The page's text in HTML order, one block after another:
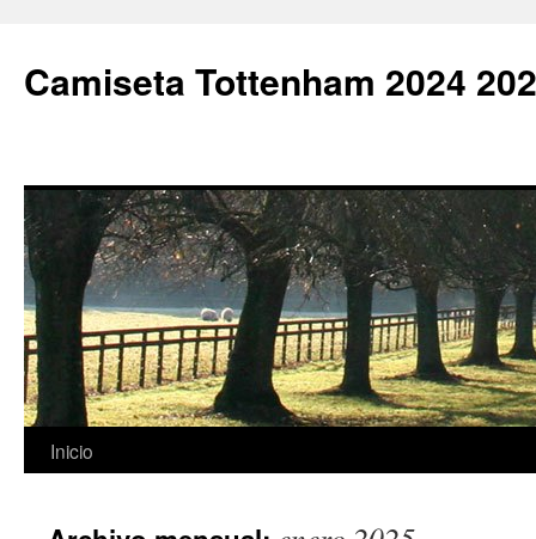
Camiseta Tottenham 2024
Saltar
Inicio